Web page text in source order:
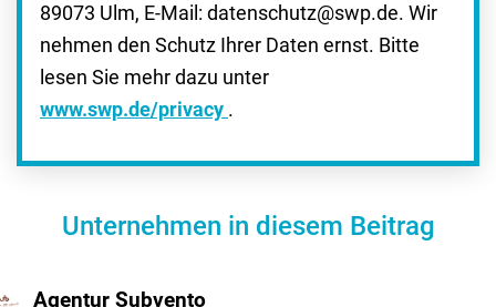
89073 Ulm, E-Mail: datenschutz@swp.de. Wir
nehmen den Schutz Ihrer Daten ernst. Bitte
lesen Sie mehr dazu unter
www.swp.de/privacy .
Unternehmen in diesem Beitrag
Agentur Subvento